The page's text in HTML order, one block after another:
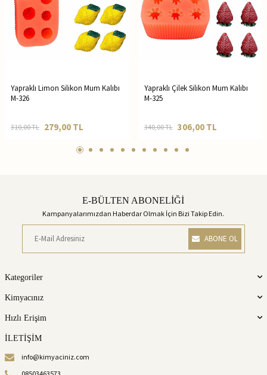
Yapraklı Limon Silikon Mum Kalıbı
M-326
310,00TL 279,00 TL
Yapraklı Çilek Silikon Mum Kalıbı
M-325
340,00TL 306,00TL
E-BÜLTEN ABONELİĞİ
Kampanyalarımızdan Haberdar Olmak İçin Bizi Takip Edin.
ABONE OL
Kategoriler
Kimyacınız
Hızlı Erişim
İLETİŞİM
info@kimyaciniz.com